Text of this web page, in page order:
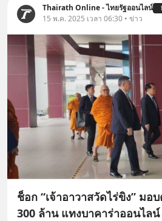
Thairath Online - ไทยรัฐออนไลน์
15 พ.ค. 2025 เวลา 06:30 • ข่าว
ช็อก “เจ้าอาวาสวัดไร่ขิง” มอ
300 ล้าน แทงบาคาร่าออนไลน์